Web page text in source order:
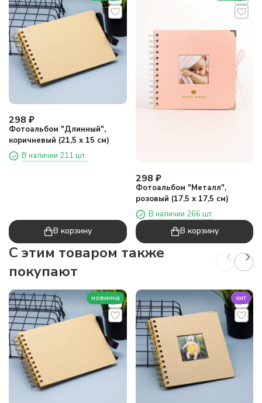
298 ₽
Фотоальбом "Длинный",
коричневый (21,5 х 15 см)
В наличии 211 шт.
В корзину
298 ₽
Фотоальбом "Металл",
розовый (17,5 х 17,5 см)
В наличии 266 шт.
В корзину
C этим товаром также
покупают
новинка хит